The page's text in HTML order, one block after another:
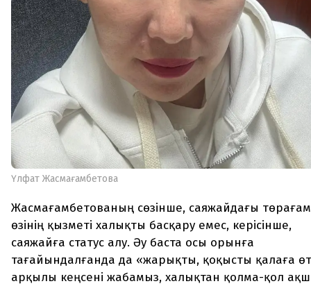
Үлфат Жасмағамбетова
Жасмағамбетованың сөзінше, саяжайдағы
өзінің қызметі халықты басқару емес, керісінше,
саяжайға статус алу. Әу баста осы орынға
тағайындалғанда да «жарықты, қоқысты қалаға
арқылы кеңсені жабамыз, халықтан қолма-қол